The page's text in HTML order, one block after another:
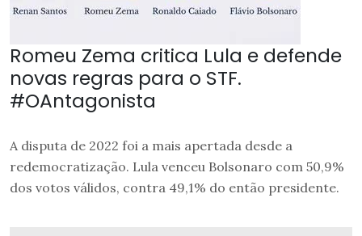
Romeu Zema critica Lula e defende
novas regras para o STF.
#OAntagonista
A disputa de 2022 foi a mais apertada desde a
redemocratização. Lula venceu Bolsonaro com 50,9%
dos votos válidos, contra 49,1% do então presidente.